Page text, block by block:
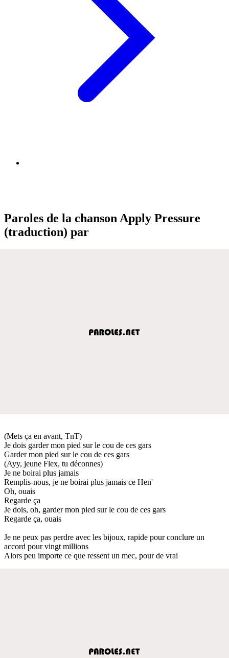
Paroles de la chanson Apply Pressure
(traduction) par
(Mets ça en avant, TnT)
Je dois garder mon pied sur le cou de ces gars
Garder mon pied sur le cou de ces gars
(Ayy, jeune Flex, tu déconnes)
Je ne boirai plus jamais
Remplis-nous, je ne boirai plus jamais ce Hen'
Oh, ouais
Regarde ça
Je dois, oh, garder mon pied sur le cou de ces gars
Regarde ça, ouais
Je ne peux pas perdre avec les bijoux, rapide pour conclure un
accord pour vingt millions
Alors peu importe ce que ressent un mec, pour de vrai